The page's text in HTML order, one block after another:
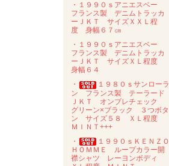
・１９９０ｓアニエスベー
フランス製 デニムトラッカ
ーＪＫＴ サイズＸＸＬ程
度 身幅６７㎝
・１９９０ｓアニエスベー
フランス製 デニムトラッカ
ーＪＫＴ サイズＸＬ程度
身幅６４
・
１９８０ｓサンローラ
ン フランス製 テーラード
ＪＫＴ オンブレチェック
グリーン×ブラック ３つボタ
ン サイズ５８ ＸＬ程度
ＭＩＮＴ+++
・
１９９０ｓＫＥＮＺＯ
ＨＯＭＭＥ ループカラー開
襟シャツ レーヨンボディ